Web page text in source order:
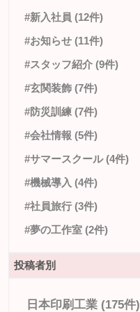
#新入社員 (12件)
#お知らせ (11件)
#スタッフ紹介 (9件)
#玄関装飾 (7件)
#防災訓練 (7件)
#会社情報 (5件)
#サマースクール (4件)
#機械導入 (4件)
#社員旅行 (3件)
#夢の工作室 (2件)
投稿者別
日本印刷工業 (175件)